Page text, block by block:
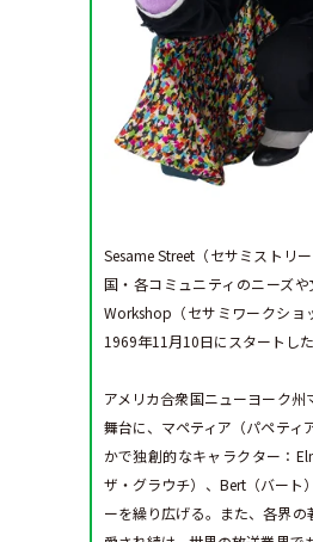
Sesame Street（セサミストリ
国・各コミュニティのニーズ
Workshop（セサミワークショ
1969年11月10日にスタートし
アメリカ合衆国ニューヨーク
舞台に、マペティア（パペテ
かで独創的なキャラクター：
ザ・グラウチ）、Bert（バート
ーを繰り広げる。また、各界